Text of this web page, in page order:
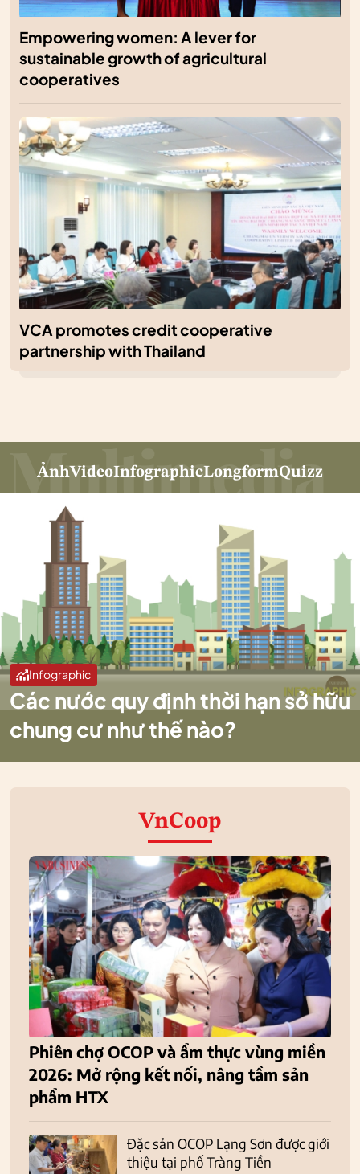
Empowering women: A lever for
sustainable growth of agricultural
cooperatives
VCA promotes credit cooperative
partnership with Thailand
ẢnhVideoInfographicLongformQuizz
Infographic
Các nước quy định thời hạn sở hữu
chung cư như thế nào?
VnCoop
Phiên chợ OCOP và ẩm thực vùng miền
2026: Mở rộng kết nối, nâng tầm sản
phẩm HTX
Đặc sản OCOP Lạng Sơn được giới
thiệu tại phố Tràng Tiền